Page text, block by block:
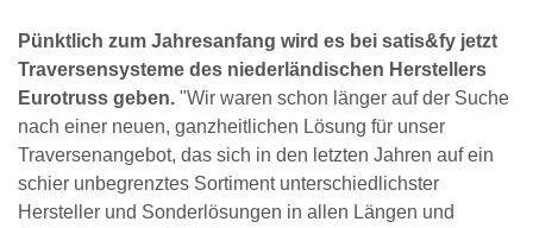
Pünktlich zum Jahresanfang wird es bei satis&fy jetzt
Traversensysteme des niederländischen Herstellers
Eurotruss geben. "Wir waren schon länger auf der Suche
nach einer neuen, ganzheitlichen Lösung für unser
Traversenangebot, das sich in den letzten Jahren auf ein
schier unbegrenztes Sortiment unterschiedlichster
Hersteller und Sonderlösungen in allen Längen und